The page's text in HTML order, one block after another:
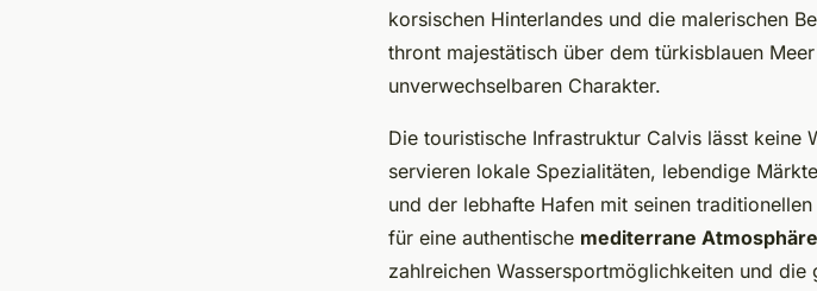
korsischen Hinterlandes und die malerischen
thront majestätisch über dem türkisblauen
unverwechselbaren Charakter.
Die touristische Infrastruktur Calvis lässt keine
servieren lokale Spezialitäten, lebendige
und der lebhafte Hafen mit seinen
für eine authentische mediterrane Atmosphäre
zahlreichen Wassersportmöglichkeiten und